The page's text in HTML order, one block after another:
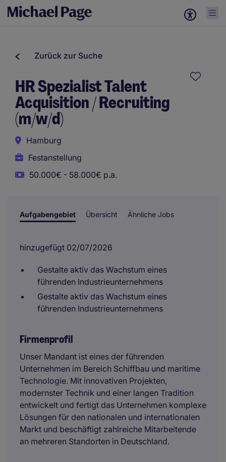
Zurück zur Suche
HR Spezialist Talent
Acquisition / Recruiting
(m/w/d)
Hamburg
Festanstellung
50.000€ - 58.000€ p.a.
Aufgabengebiet Übersicht Ähnliche Jobs
hinzugefügt 02/07/2026
Gestalte aktiv das Wachstum eines
führenden Industrieunternehmens
Gestalte aktiv das Wachstum eines
führenden Industrieunternehmens
Firmenprofil
Unser Mandant ist eines der führenden
Unternehmen im Bereich Schiffbau und maritime
Technologie. Mit innovativen Projekten,
modernster Technik und einer langen Tradition
entwickelt und fertigt das Unternehmen komplexe
Lösungen für den nationalen und internationalen
Markt und beschäftigt zahlreiche Mitarbeitende
an mehreren Standorten in Deutschland.